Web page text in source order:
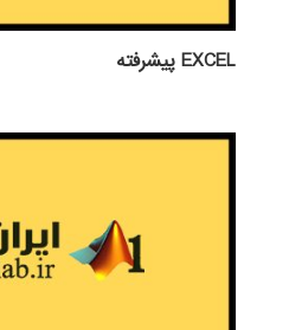
EXCEL پيشرفته